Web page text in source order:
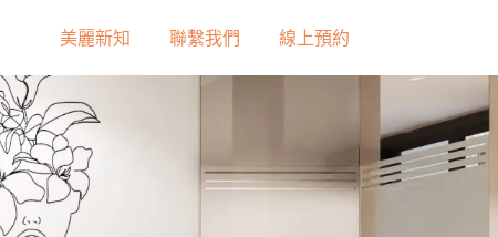
美麗新知 聯繫我們 線上預約